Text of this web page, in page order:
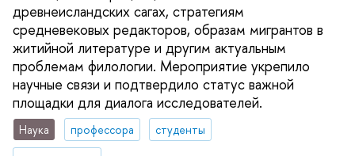
древнеисландских сагах, стратегиям
средневековых редакторов, образам мигрантов в
житийной литературе и другим актуальным
проблемам филологии. Мероприятие укрепило
научные связи и подтвердило статус важной
площадки для диалога исследователей.
Наука профессора
студенты